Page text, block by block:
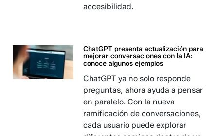
accesibilidad.
ChatGPT presenta actualización para
mejorar conversaciones con la IA:
conoce algunos ejemplos ​​​​​​
ChatGPT ya no solo responde
preguntas, ahora ayuda a pensar
en paralelo. Con la nueva
ramificación de conversaciones,
cada usuario puede explorar